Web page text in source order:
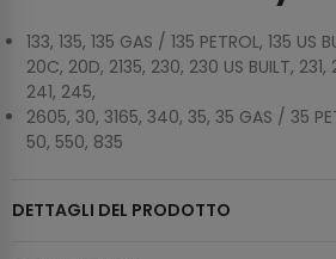
133, 135, 135 GAS / 135 PETROL, 135 US
20C, 20D, 2135, 230, 230 US BUILT,
241, 245,
2605, 30, 3165, 340, 35, 35 GAS / 35
50, 550, 835
DETTAGLI DEL PRODOTTO